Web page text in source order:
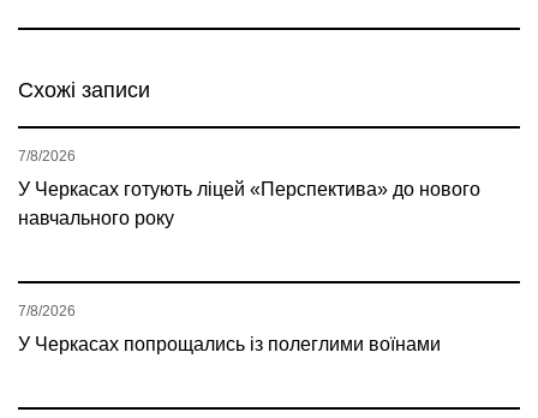
Схожі записи
У Черкасах готують ліцей «Перспектива» до нового
навчального року
7/8/2026
У Черкасах попрощались із полеглими воїнами
7/8/2026